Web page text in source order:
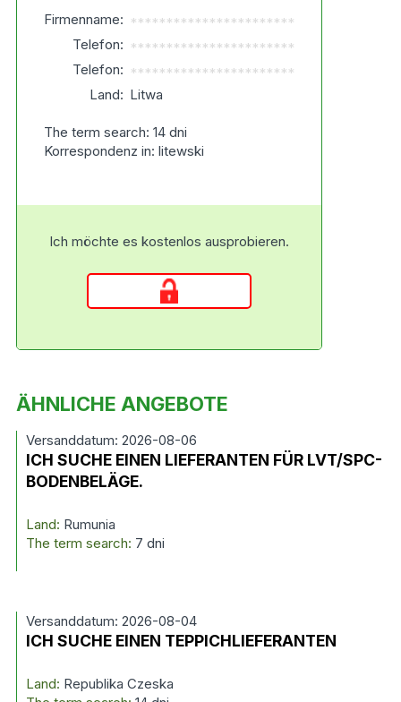
Firmenname: ***********************
Telefon: ***********************
Telefon: ***********************
Land: Litwa
The term search: 14 dni
Korrespondenz in: litewski
Ich möchte es kostenlos ausprobieren.
ÄHNLICHE ANGEBOTE
Versanddatum: 2026-08-06
ICH SUCHE EINEN LIEFERANTEN FÜR LVT/SPC-
BODENBELÄGE.
Land: Rumunia
The term search: 7 dni
Versanddatum: 2026-08-04
ICH SUCHE EINEN TEPPICHLIEFERANTEN
Land: Republika Czeska